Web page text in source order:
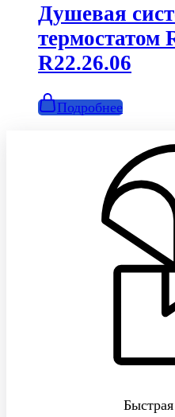
Душевая
R22.26.06
Подробнее